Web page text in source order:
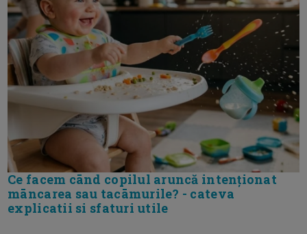
Ce facem cānd copilul aruncă intenționat
māncarea sau tacāmurile? - cateva
explicatii si sfaturi utile